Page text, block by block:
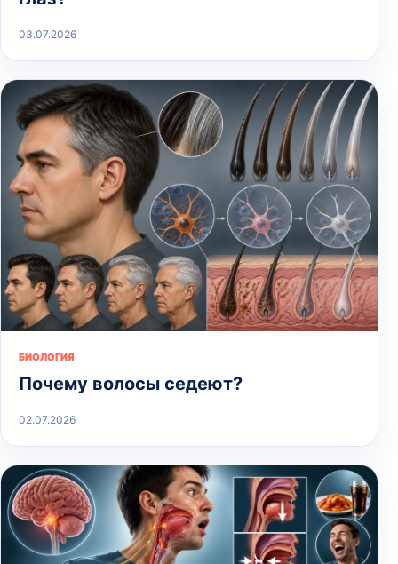
03.07.2026
БИОЛОГИЯ
Почему волосы седеют?
02.07.2026